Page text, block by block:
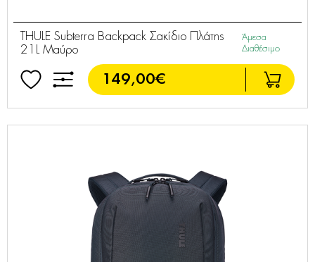
THULE Subterra Backpack Σακίδιο Πλάτης
21L Μαύρο
Άμεσα
Διαθέσιμο
149,00€